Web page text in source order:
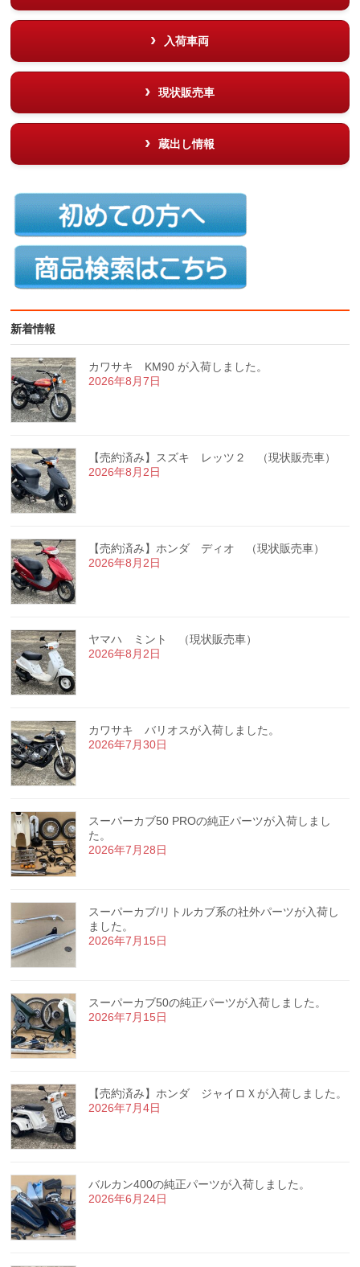
入荷車両
現状販売車
蔵出し情報
新着情報
カワサキ KM90 が入荷しました。
2026年8月7日
【売約済み】スズキ レッツ２ （現状販売車）
2026年8月2日
【売約済み】ホンダ ディオ （現状販売車）
2026年8月2日
ヤマハ ミント （現状販売車）
2026年8月2日
カワサキ バリオスが入荷しました。
2026年7月30日
スーパーカブ50 PROの純正パーツが入荷しまし
た。
2026年7月28日
スーパーカブ/リトルカブ系の社外パーツが入荷し
ました。
2026年7月15日
スーパーカブ50の純正パーツが入荷しました。
2026年7月15日
【売約済み】ホンダ ジャイロＸが入荷しました。
2026年7月4日
バルカン400の純正パーツが入荷しました。
2026年6月24日